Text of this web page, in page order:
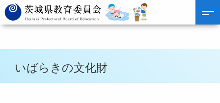
いばらきの文化財